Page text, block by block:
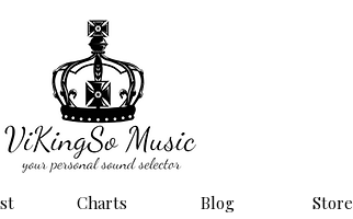
Charts Blog Store